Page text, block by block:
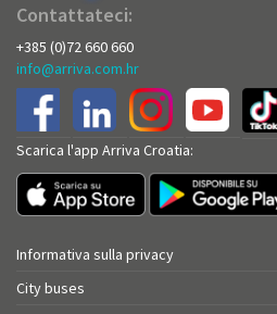
Contattateci:
+385 (0)72 660 660
info@arriva.com.hr
Scarica l'app Arriva Croatia:
Informativa sulla privacy
City buses